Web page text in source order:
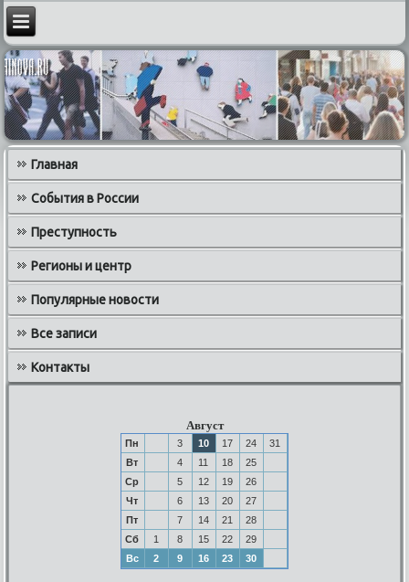
Главная
События в России
Преступность
Регионы и центр
Популярные новости
Все записи
Контакты
Август
Пн 3 10 17 24
31
Вт
4 11 18
25
Ср
5 12 19
26
Чт
6 13 20
27
Пт
7 14 21
28
Сб
1 8 15 22
29
Вс
2 9 16 23 30